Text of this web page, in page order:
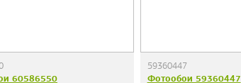
60586550
59360447
Фотообои 59360447